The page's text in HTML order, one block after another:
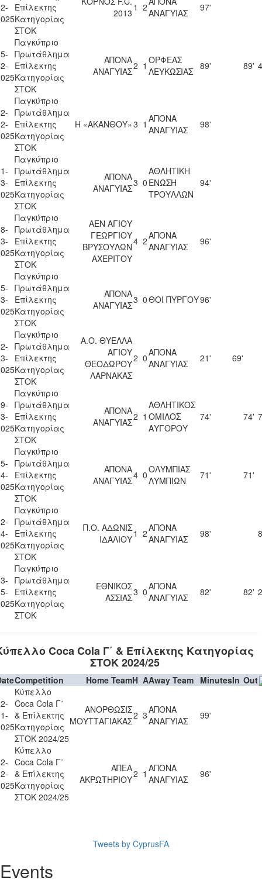
Επίλεκτης
Κατηγορίας
ΣΤΟΚ
2013 1 2ΑΝΑΓΥΙΑΣ
97'
Παγκύπριο
Πρωτάθλημα
Επίλεκτης
Κατηγορίας
ΣΤΟΚ
ΑΠΟΝΑ
ΑΝΑΓΥΙΑΣ2 1 ΟΡΦΕΑΣ
ΛΕΥΚΩΣΙΑΣ 89' 89'
Παγκύπριο
Πρωτάθλημα
Επίλεκτης
Κατηγορίας
ΣΤΟΚ
Η «ΑΚΑΝΘΟΥ»3 1 ΑΠΟΝΑ
ΑΝΑΓΥΙΑΣ
98'
Παγκύπριο
Πρωτάθλημα
Επίλεκτης
Κατηγορίας
ΣΤΟΚ
ΑΠΟΝΑ
ΑΝΑΓΥΙΑΣ3 0
ΑΘΛΗΤΙΚΗ
ΕΝΩΣΗ
ΤΡΟΥΛΛΩΝ
94'
Παγκύπριο
Πρωτάθλημα
Επίλεκτης
Κατηγορίας
ΣΤΟΚ
ΑΕΝ ΑΓΙΟΥ
ΓΕΩΡΓΙΟΥ
ΒΡΥΣΟΥΛΩΝ
ΑΧΕΡΙΤΟΥ
4 2ΑΠΟΝΑ
ΑΝΑΓΥΙΑΣ
96'
Παγκύπριο
Πρωτάθλημα
Επίλεκτης
Κατηγορίας
ΣΤΟΚ
ΑΠΟΝΑ
ΑΝΑΓΥΙΑΣ3 0ΘΟΙ ΠΥΡΓΟΥ96'
Παγκύπριο
Πρωτάθλημα
Επίλεκτης
Κατηγορίας
ΣΤΟΚ
Α.Ο. ΘΥΕΛΛΑ
ΑΓΙΟΥ
ΘΕΟΔΩΡΟΥ
ΛΑΡΝΑΚΑΣ
2 0ΑΠΟΝΑ
ΑΝΑΓΥΙΑΣ
21' 69'
Παγκύπριο
Πρωτάθλημα
Επίλεκτης
Κατηγορίας
ΣΤΟΚ
ΑΠΟΝΑ
ΑΝΑΓΥΙΑΣ2 1
ΑΘΛΗΤΙΚΟΣ
ΟΜΙΛΟΣ
ΑΥΓΟΡΟΥ
74' 74'
Παγκύπριο
Πρωτάθλημα
Επίλεκτης
Κατηγορίας
ΣΤΟΚ
ΑΠΟΝΑ
ΑΝΑΓΥΙΑΣ4 0ΟΛΥΜΠΙΑΣ
ΛΥΜΠΙΩΝ
71' 71'
Παγκύπριο
Πρωτάθλημα
Επίλεκτης
Κατηγορίας
ΣΤΟΚ
Π.Ο. ΑΔΩΝΙΣ
ΙΔΑΛΙΟΥ1 2ΑΠΟΝΑ
ΑΝΑΓΥΙΑΣ
98'
Παγκύπριο
Πρωτάθλημα
Επίλεκτης
Κατηγορίας
ΣΤΟΚ
ΕΘΝΙΚΟΣ
ΑΣΣΙΑΣ3 0ΑΠΟΝΑ
ΑΝΑΓΥΙΑΣ
82' 82'
Coca Cola Γ΄ & Επίλεκτης Κατηγορίας
ΣΤΟΚ 2024/25
Competition Home TeamH AAway Team MinutesIn Out
Κύπελλο
Coca Cola Γ΄
& Επίλεκτης
Κατηγορίας
ΣΤΟΚ 2024/25
ΑΝΟΡΘΩΣΙΣ
ΜΟΥΤΤΑΓΙΑΚΑΣ2 3ΑΠΟΝΑ
ΑΝΑΓΥΙΑΣ
99'
Κύπελλο
Coca Cola Γ΄
& Επίλεκτης
Κατηγορίας
ΣΤΟΚ 2024/25
ΑΠΕΑ
ΑΚΡΩΤΗΡΙΟΥ2 1 ΑΠΟΝΑ
ΑΝΑΓΥΙΑΣ
96'
Tweets by CyprusFA
Events